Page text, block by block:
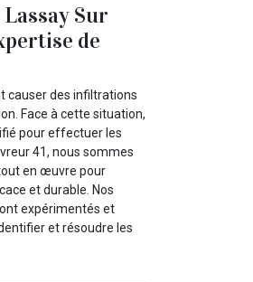
Sur
de
causer des infiltrations
Face à cette situation,
pour effectuer les
41, nous sommes
en œuvre pour
et durable. Nos
expérimentés et
et résoudre les